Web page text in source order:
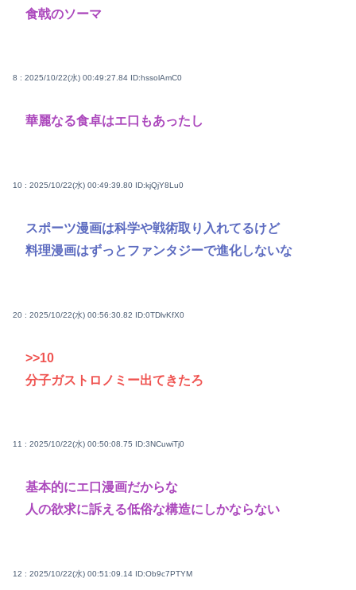
食戟のソーマ
8 : 2025/10/22(水) 00:49:27.84 ID:hssolAmC0
華麗なる食卓はエ口もあったし
10 : 2025/10/22(水) 00:49:39.80 ID:kjQjY8Lu0
スポーツ漫画は科学や戦術取り入れてるけど
料理漫画はずっとファンタジーで進化しないな
20 : 2025/10/22(水) 00:56:30.82 ID:0TDlvKfX0
>>10
分子ガストロノミー出てきたろ
11 : 2025/10/22(水) 00:50:08.75 ID:3NCuwiTj0
基本的にエ口漫画だからな
人の欲求に訴える低俗な構造にしかならない
12 : 2025/10/22(水) 00:51:09.14 ID:Ob9c7PTYM